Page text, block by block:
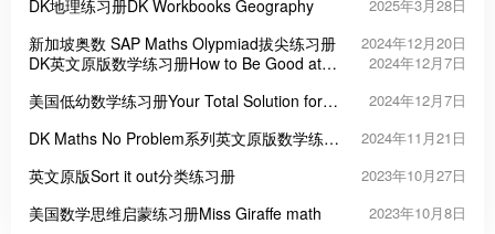
DK地理练习册DK Workbooks Geography 2025年3月28日
新加坡奥数 SAP Maths Olypmiad拔尖练习册 2024年12月20日
DK英文原版数学练习册How to Be Good at
2024年12月7日
美国低幼数学练习册Your Total Solution for
2024年12月7日
DK Maths No Problem系列英文原版数学练习
2024年11月21日
英文原版Sort it out分类练习册 2023年10月27日
美国数学思维启蒙练习册Miss Giraffe math 2023年10月8日